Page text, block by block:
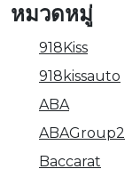
หมวดหมู่
918Kiss
918kissauto
ABA
ABAGroup2
Baccarat